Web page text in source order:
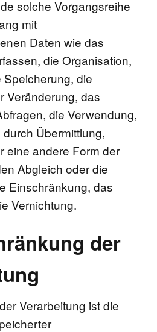
solche Vorgangsreihe
mit
Daten wie das
die Organisation,
die
Veränderung, das
die Verwendung,
Übermittlung,
eine andere Form der
Abgleich oder die
Einschränkung, das
Vernichtung.
der
Verarbeitung ist die